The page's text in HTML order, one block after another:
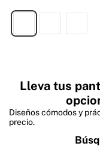
Lleva tus
Diseños cómodos y
precio.